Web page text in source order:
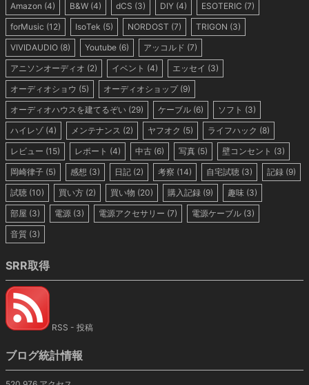
Amazon (4) B&W (4) dCS (3) DIY (4) ESOTERIC (7)
forMusic (12) IsoTek (5) NORDOST (7) TRIGON (3)
VIVIDAUDIO (8) Youtube (6) アッコルド (7)
アニソンオーディオ (2) イベント (4) エッセイ (3)
オーディオショウ (5) オーディオショップ(9)
オーディオハウスを建てるぞい (29) ケーブル (6) ソフト (3)
ハイレゾ (4) メンテナンス (2) ヤフオク (5) ライフハック (8)
レビュー (15) レポート (4) 中古 (6) 写真 (5) 壁コンセント (3)
岡崎律子 (5) 感想 (3) 日記 (2) 考察 (14) 自宅試聴 (3) 記録 (9)
試聴 (10) 買い方 (2) 買い物 (20) 購入記録 (9) 趣味 (3)
部屋 (3) 電源 (3) 電源アクセサリー (7) 電源ケーブル (3)
音質 (3)
SRR取得
RSS - 投稿
ブログ統計情報